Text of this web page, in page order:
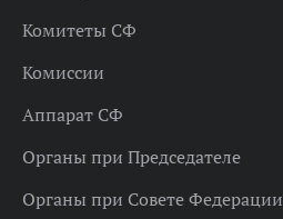
Комитеты СФ
Комиссии
Аппарат СФ
Органы при Председателе
Органы при Совете Федерации